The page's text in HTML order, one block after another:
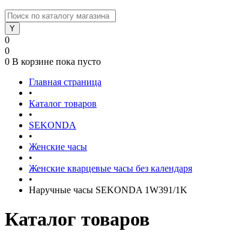
0
0
0 В корзине пока пусто
Главная страница
•
Каталог товаров
•
SEKONDA
•
Женские часы
•
Женские кварцевые часы без календаря
•
Наручные часы SEKONDA 1W391/1K
Каталог товаров